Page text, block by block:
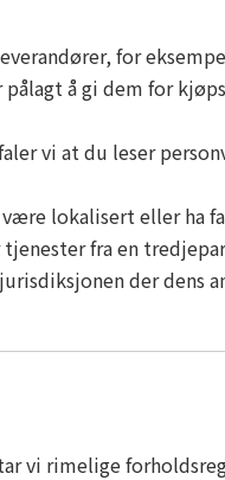
for
å gi dem for
vi at du leser
lokalisert eller ha
fra en
der dens
vi rimelige